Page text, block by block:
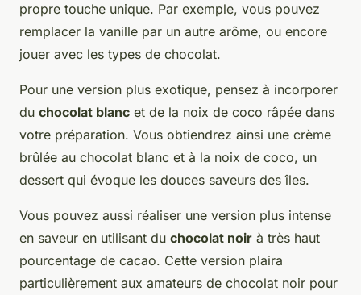
propre touche unique. Par exemple, vous pouvez
remplacer la vanille par un autre arôme, ou encore
jouer avec les types de chocolat.
Pour une version plus exotique, pensez à incorporer
du chocolat blanc et de la noix de coco râpée dans
votre préparation. Vous obtiendrez ainsi une crème
brûlée au chocolat blanc et à la noix de coco, un
dessert qui évoque les douces saveurs des îles.
Vous pouvez aussi réaliser une version plus intense
en saveur en utilisant du chocolat noir à très haut
pourcentage de cacao. Cette version plaira
particulièrement aux amateurs de chocolat noir pour